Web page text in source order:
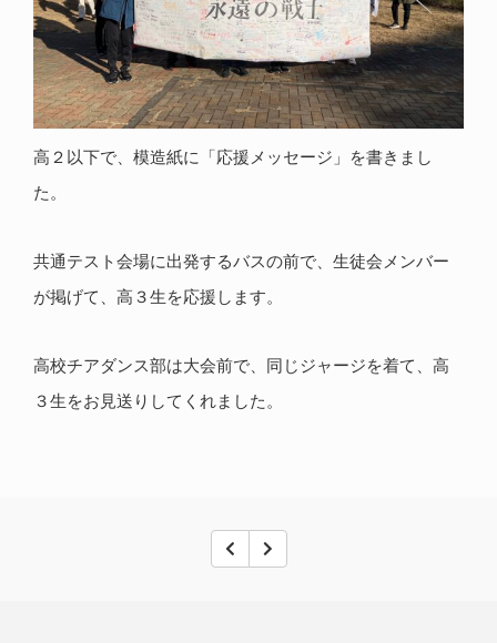
高２以下で、模造紙に「応援メッセージ」を書きまし
た。
共通テスト会場に出発するバスの前で、生徒会メンバー
が掲げて、高３生を応援します。
高校チアダンス部は大会前で、同じジャージを着て、高
３生をお見送りしてくれました。